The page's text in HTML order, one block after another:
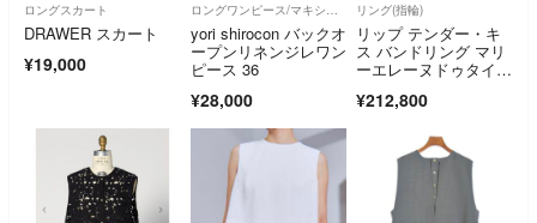
ロングスカート
DRAWER スカート
¥19,000
ロングワンピース/マキシワンピース
yori shirocon バックオ
ープンリネンジレワン
ピース 36
¥28,000
リング(指輪)
リップ テンダー・キ
ス バンドリング マリ
ーエレーヌドゥタイヤ
¥212,800